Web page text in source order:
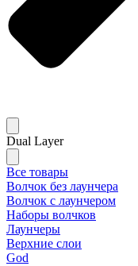
Dual Layer
Все товары
Волчок без лаунчера
Волчок с лаунчером
Наборы волчков
Лаунчеры
Верхние слои
God